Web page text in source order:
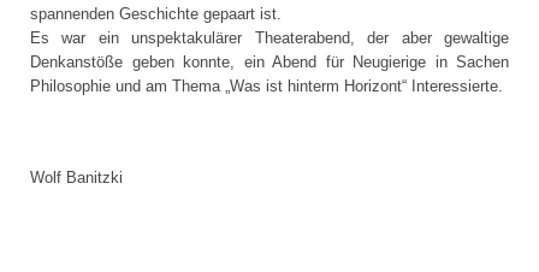
spannenden Geschichte gepaart ist.
Es war ein unspektakulärer Theaterabend, der aber gewaltige
Denkanstöße geben konnte, ein Abend für Neugierige in Sachen
Philosophie und am Thema „Was ist hinterm Horizont“ Interessierte.
Wolf Banitzki